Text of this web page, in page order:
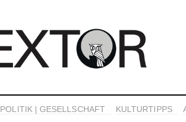
POLITIK | GESELLSCHAFT KULTURTIPPS